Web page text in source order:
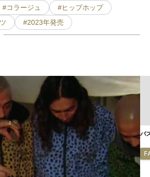
#コラージュ
#ヒップホップ
#2023年発売
バ